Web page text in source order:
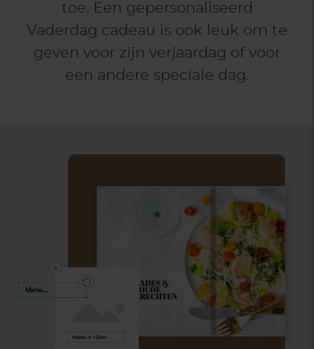
toe. Een gepersonaliseerd
Vaderdag cadeau is ook leuk om te
geven voor zijn verjaardag of voor
een andere speciale dag.